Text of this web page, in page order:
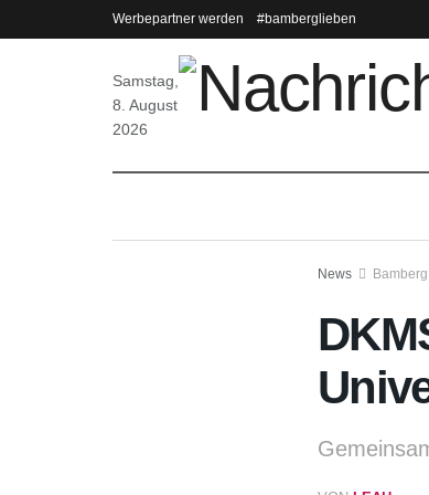
Werbepartner werden #bamberglieben
Samstag,
8. August
2026
News Bamberg